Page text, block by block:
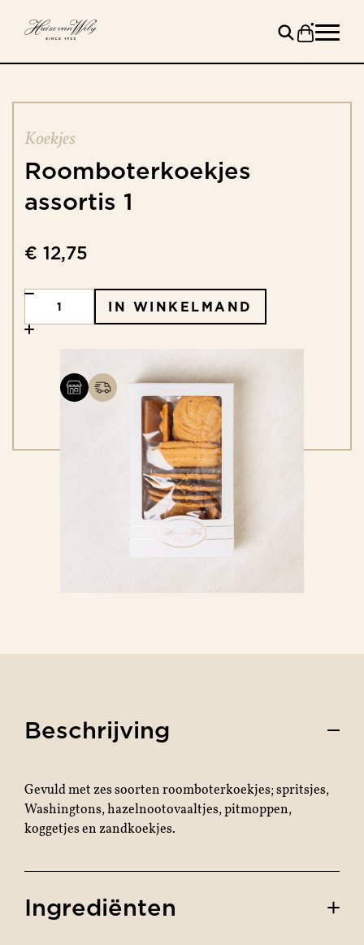
Koekjes
Roomboterkoekjes
assortis 1
€ 12,75
IN WINKELMAND
Beschrijving
Gevuld met zes soorten roomboterkoekjes; spritsjes,
Washingtons, hazelnootovaaltjes, pitmoppen,
koggetjes en zandkoekjes.
Ingrediënten